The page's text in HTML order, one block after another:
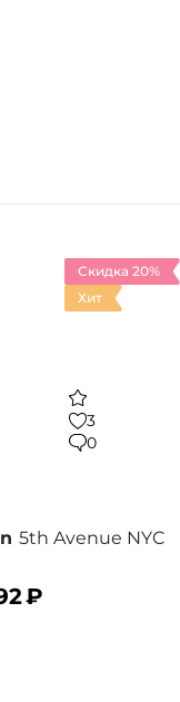
Скидка 20%
Хит
3
0
5th Avenue NYC
₽